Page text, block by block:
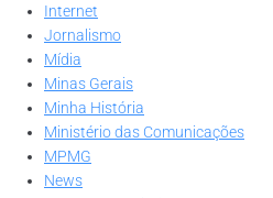
Internet
Jornalismo
Mídia
Minas Gerais
Minha História
Ministério das Comunicações
MPMG
News